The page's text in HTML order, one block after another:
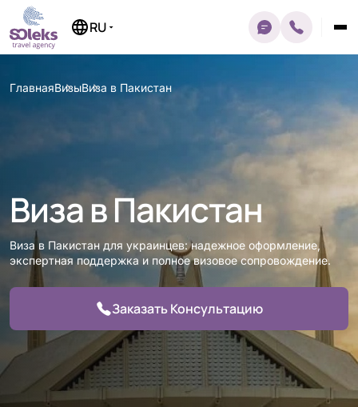
Перейти
содержимому
RU
ГлавнаяВизыВиза в Пакистан
Виза в Пакистан
Виза в Пакистан для украинцев: надежное оформление,
экспертная поддержка и полное визовое сопровождение.
Заказать Консультацию